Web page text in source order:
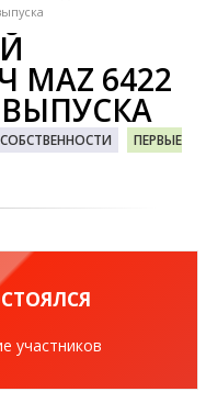
6422
ВЫПУСКА
ПЕРВЫЕ
участников